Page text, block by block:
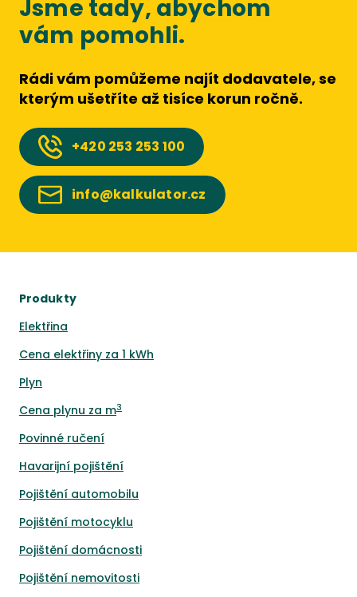
Jsme tady, abychom
vám pomohli.
Rádi vám pomůžeme najít dodavatele, se
kterým ušetříte až tisíce korun ročně.
+420 253 253 100
info@kalkulator.cz
Produkty
Elektřina
Cena elektřiny za 1 kWh
Plyn
Cena plynu za m3
Povinné ručení
Havarijní pojištění
Pojištění automobilu
Pojištění motocyklu
Pojištění domácnosti
Pojištění nemovitosti